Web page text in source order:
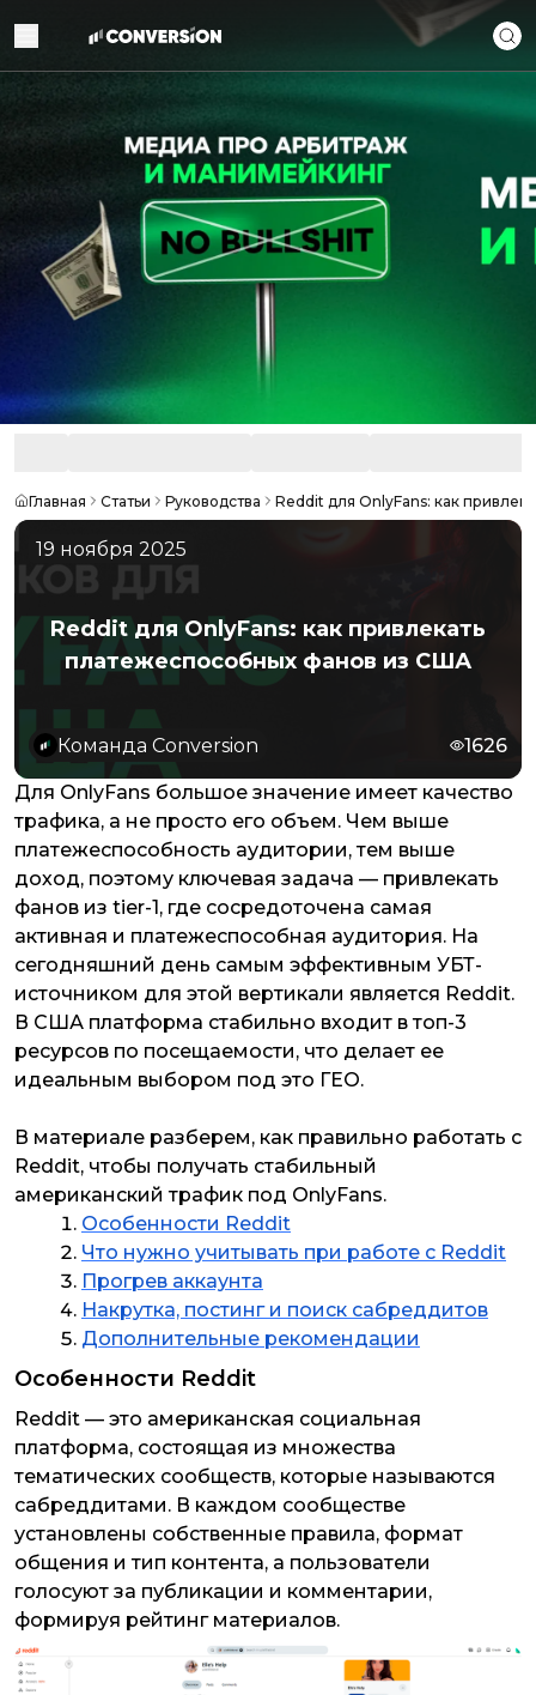
Главная Статьи Руководства Reddit для OnlyFans: как
19 ноября 2025
Reddit для OnlyFans: как привлекать
платежеспособных фанов из США
Команда Conversion 1626
Для OnlyFans большое значение имеет качество
трафика, а не просто его объем. Чем выше
платежеспособность аудитории, тем выше
доход, поэтому ключевая задача — привлекать
фанов из tier-1, где сосредоточена самая
активная и платежеспособная аудитория. На
сегодняшний день самым эффективным УБТ-
источником для этой вертикали является Reddit.
В США платформа стабильно входит в топ-3
ресурсов по посещаемости, что делает ее
идеальным выбором под это ГЕО.
В материале разберем, как правильно работать с
Reddit, чтобы получать стабильный
американский трафик под OnlyFans.
Особенности Reddit
Что нужно учитывать при работе с Reddit
Прогрев аккаунта
Накрутка, постинг и поиск сабреддитов
Дополнительные рекомендации
Особенности Reddit
Reddit — это американская социальная
платформа, состоящая из множества
тематических сообществ, которые называются
сабреддитами. В каждом сообществе
установлены собственные правила, формат
общения и тип контента, а пользователи
голосуют за публикации и комментарии,
формируя рейтинг материалов.